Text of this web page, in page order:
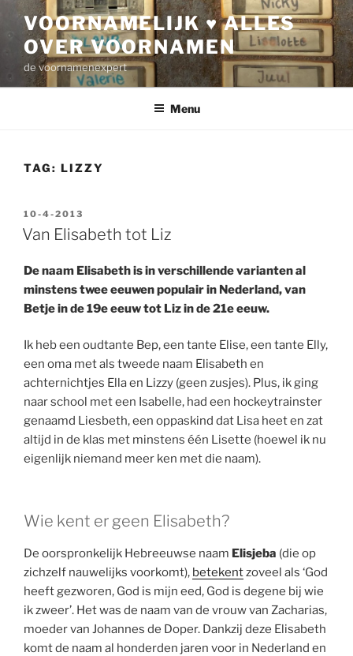
inhoud
VOORNAMELIJK ♥ ALLES
OVER VOORNAMEN
de voornamenexpert
Menu
TAG: LIZZY
GEPLAATST
OP
10-4-2013
Van Elisabeth tot Liz
De naam Elisabeth is in verschillende varianten al
minstens twee eeuwen populair in Nederland, van
Betje in de 19e eeuw tot Liz in de 21e eeuw.
Ik heb een oudtante Bep, een tante Elise, een tante Elly,
een oma met als tweede naam Elisabeth en
achternichtjes Ella en Lizzy (geen zusjes). Plus, ik ging
naar school met een Isabelle, had een hockeytrainster
genaamd Liesbeth, een oppaskind dat Lisa heet en zat
altijd in de klas met minstens één Lisette (hoewel ik nu
eigenlijk niemand meer ken met die naam).
Wie kent er geen Elisabeth?
De oorspronkelijk Hebreeuwse naam Elisjeba (die op
zichzelf nauwelijks voorkomt), betekentzoveel als ‘God
heeft gezworen, God is mijn eed, God is degene bij wie
ik zweer’. Het was de naam van de vrouw van Zacharias,
moeder van Johannes de Doper. Dankzij deze Elisabeth
komt de naam al honderden jaren voor in Nederland en